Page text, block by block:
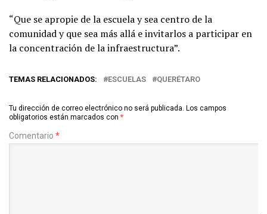
“Que se apropie de la escuela y sea centro de la
comunidad y que sea más allá e invitarlos a participar en
la concentración de la infraestructura”.
TEMAS RELACIONADOS: ESCUELAS QUERÉTARO
Tu dirección de correo electrónico no será publicada. Los campos
obligatorios están marcados con *
Comentario *